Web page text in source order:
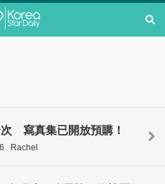
寫真集已開放預購！
Rachel